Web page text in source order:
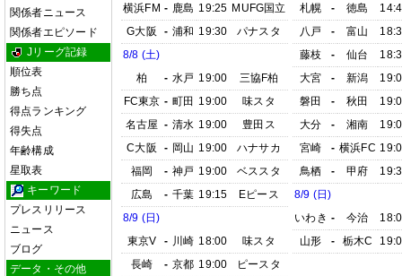
関係者ニュース
関係者エピソード
Jリーグ記録
順位表
勝ち点
得点ランキング
得失点
年齢構成
星取表
キーワード
プレスリリース
ニュース
ブログ
データ・その他
横浜FM - 鹿島 19:25 MUFG国立
G大阪
- 浦和 19:30
パナスタ
8/8 (土)
柏
- 水戸 19:00
三協F柏
FC東京 - 町田 19:00
味スタ
名古屋 - 清水 19:00
豊田ス
C大阪
- 岡山 19:00
ハナサカ
福岡
- 神戸 19:00
ベススタ
広島
- 千葉 19:15
Eピース
8/9 (日)
東京V
- 川崎 18:00
味スタ
長崎
- 京都 19:00 ピースタ
札幌
- 徳島
八戸
- 富山
藤枝
- 仙台
大宮
- 新潟
磐田
- 秋田
大分
- 湘南
宮崎
- 横浜FC
鳥栖
- 甲府
8/9 (日)
いわき - 今治
山形
- 栃木C